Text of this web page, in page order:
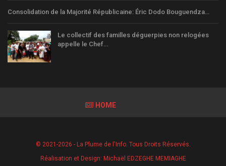
Consolidation de la Majorité Républicaine: Éric Dodo Bouguendza…
Le collectif des familles déguerpies non relogées
appelle le Chef…
HOME
© 2021-2026 - La Plume de l'Info. Tous Droits Réservés.
Réalisation et Design: Michaël EDZEGHE MEMIAGHE